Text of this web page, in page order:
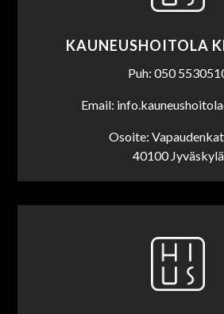
KAUNEUSHOITOLA
Puh: 050
Email:
Osoite:
40100 Jyväskylä